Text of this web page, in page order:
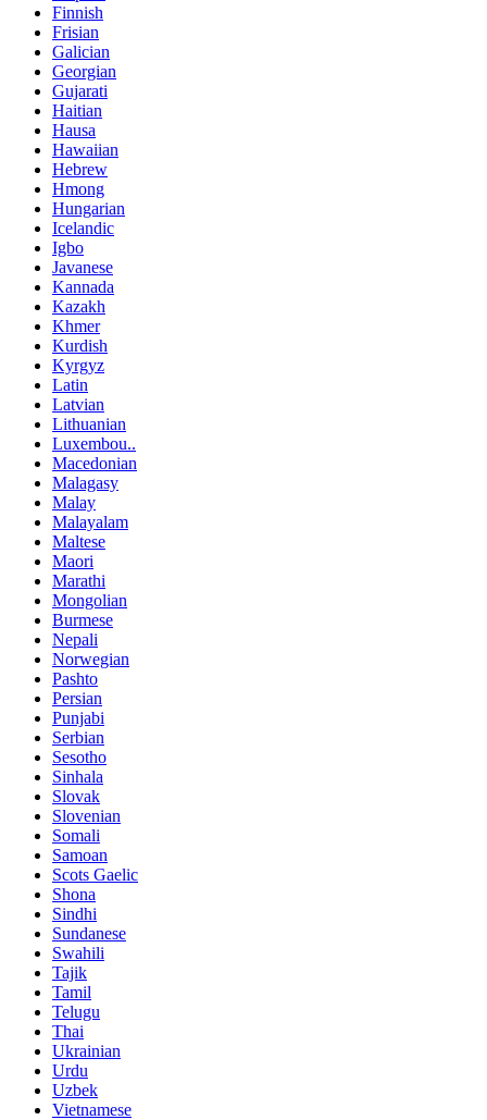
Finnish
Frisian
Galician
Georgian
Gujarati
Haitian
Hausa
Hawaiian
Hebrew
Hmong
Hungarian
Icelandic
Igbo
Javanese
Kannada
Kazakh
Khmer
Kurdish
Kyrgyz
Latin
Latvian
Lithuanian
Luxembou..
Macedonian
Malagasy
Malay
Malayalam
Maltese
Maori
Marathi
Mongolian
Burmese
Nepali
Norwegian
Pashto
Persian
Punjabi
Serbian
Sesotho
Sinhala
Slovak
Slovenian
Somali
Samoan
Scots Gaelic
Shona
Sindhi
Sundanese
Swahili
Tajik
Tamil
Telugu
Thai
Ukrainian
Urdu
Uzbek
Vietnamese